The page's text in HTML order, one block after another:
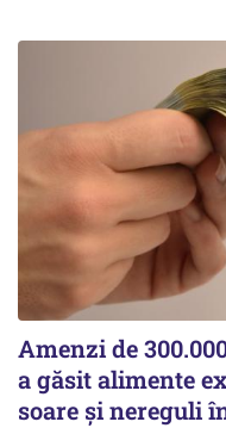
Amenzi de
a găsit alimente
soare și nereguli